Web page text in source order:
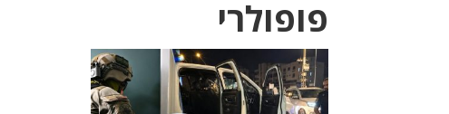
פופולרי